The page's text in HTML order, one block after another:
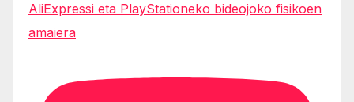
AliExpressi eta PlayStationeko bideojoko fisikoen
amaiera